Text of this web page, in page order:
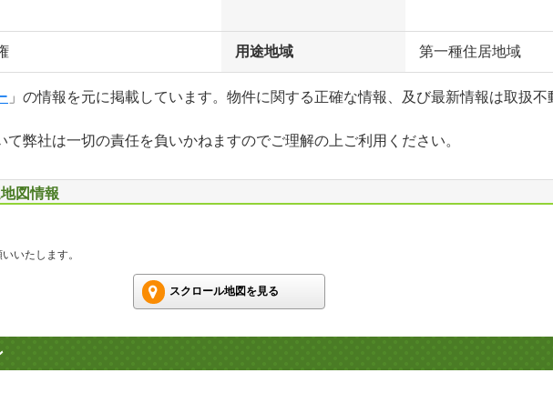
用途地域 第一種住居地域
」の情報を元に掲載しています。物件に関する正確な情報、及び最新情報は取扱
弊社は一切の責任を負いかねますのでご理解の上ご利用ください。
図情報
いたします。
スクロール地図を見る